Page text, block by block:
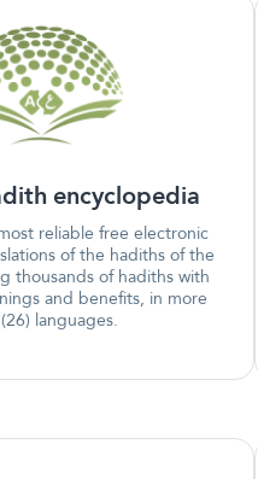
encyclopedia
reliable free electronic
of the hadiths of the
thousands of hadiths with
and benefits, in more
languages.